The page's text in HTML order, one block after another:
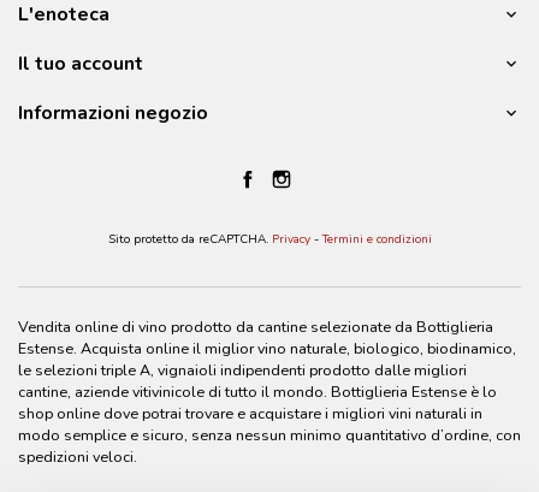
L'enoteca
Il tuo account
Informazioni negozio
Sito protetto da reCAPTCHA. Privacy-Termini e condizioni
Vendita online di vino prodotto da cantine selezionate da Bottiglieria
Estense. Acquista online il miglior vino naturale, biologico, biodinamico,
le selezioni triple A, vignaioli indipendenti prodotto dalle migliori
cantine, aziende vitivinicole di tutto il mondo. Bottiglieria Estense è lo
shop online dove potrai trovare e acquistare i migliori vini naturali in
modo semplice e sicuro, senza nessun minimo quantitativo d’ordine, con
spedizioni veloci.